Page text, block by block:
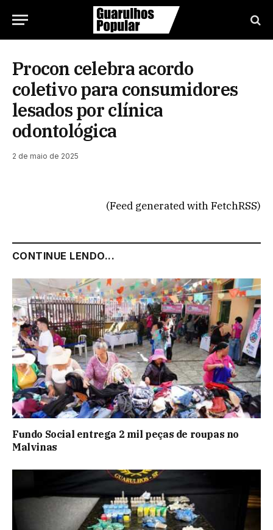
Procon celebra acordo
coletivo para consumidores
lesados por clínica
odontológica
2 de maio de 2025
(Feed generated with FetchRSS)
CONTINUE LENDO...
Fundo Social entrega 2 mil peças de roupas no
Malvinas